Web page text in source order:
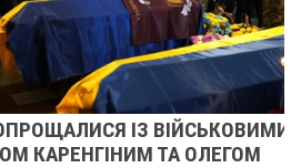
ІЗ ВІЙСЬКОВИМИ
ТА ОЛЕГОМ